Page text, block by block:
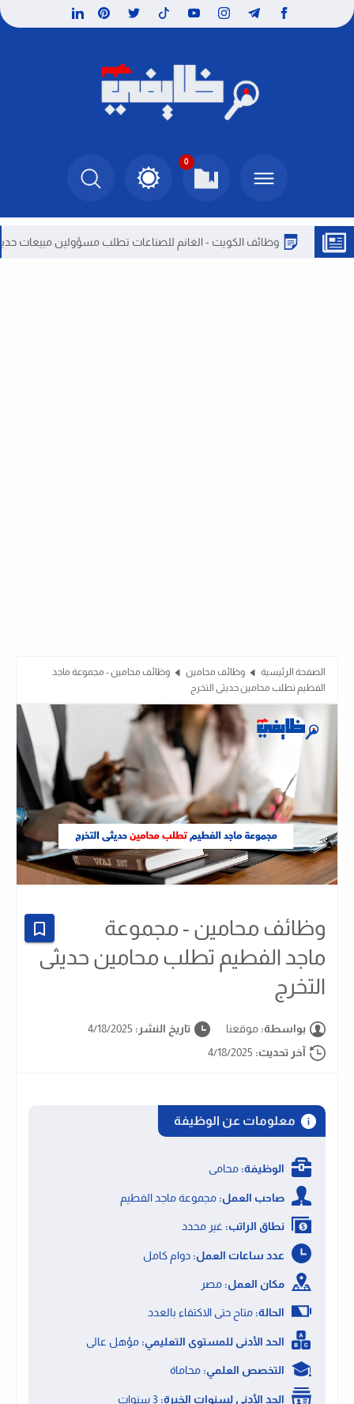
0
وظائف الكويت - الغانم للصناعات تطلب مسؤولين مبيعات حديثى التخرج
الصفحة الرئيسية وظائف محامين
وظائف محامين - مجموعة ماجد
الفطيم تطلب محامين حديثى التخرج
وظائف محامين - مجموعة
ماجد الفطيم تطلب محامين حديثى
التخرج
بواسطة: موقعنا تاريخ النشر: 4/18/2025
آخر تحديث: 4/18/2025
معلومات عن الوظيفة
الوظيفة: محامى
صاحب العمل: مجموعة ماجد الفطيم
نطاق الراتب: غير محدد
عدد ساعات العمل: دوام كامل
مكان العمل: مصر
الحالة: متاح حتى الاكتفاء بالعدد
الحد الأدنى للمستوى التعليمي: مؤهل عالى
التخصص العلمي: محاماة
الحد الأدنى لسنوات الخبرة: